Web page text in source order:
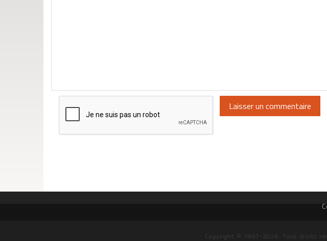
Copyright © 1997-2026. Tous droits